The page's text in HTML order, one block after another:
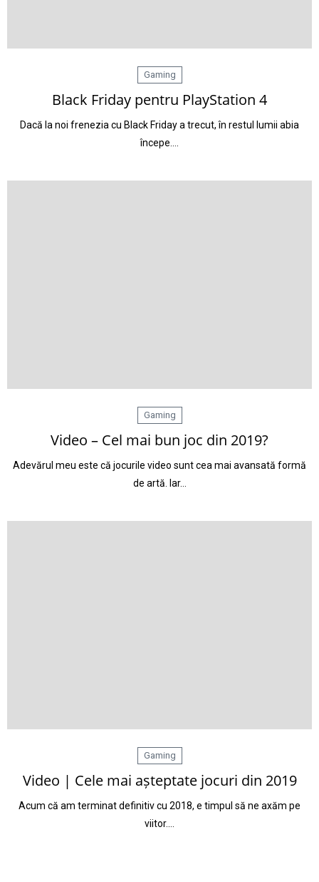
Gaming
Black Friday pentru PlayStation 4
Dacă la noi frenezia cu Black Friday a trecut, în restul lumii abia
începe.…
Gaming
Video – Cel mai bun joc din 2019?
Adevărul meu este că jocurile video sunt cea mai avansată formă
de artă. Iar…
Gaming
Video | Cele mai așteptate jocuri din 2019
Acum că am terminat definitiv cu 2018, e timpul să ne axăm pe
viitor.…